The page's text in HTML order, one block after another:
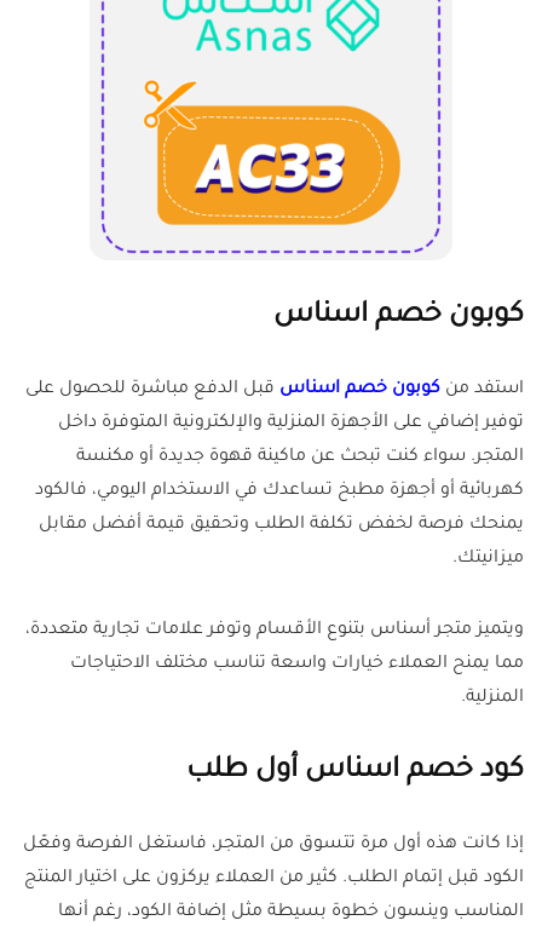
كوبون خصم اسناس
استفد من كوبون خصم اسناس قبل الدفع مباشرة للحصول على
توفير إضافي على الأجهزة المنزلية والإلكترونية المتوفرة داخل
المتجر. سواء كنت تبحث عن ماكينة قهوة جديدة أو مكنسة
كهربائية أو أجهزة مطبخ تساعدك في الاستخدام اليومي، فالكود
يمنحك فرصة لخفض تكلفة الطلب وتحقيق قيمة أفضل مقابل
ميزانيتك.
ويتميز متجر أسناس بتنوع الأقسام وتوفر علامات تجارية متعددة،
مما يمنح العملاء خيارات واسعة تناسب مختلف الاحتياجات
المنزلية.
كود خصم اسناس أول طلب
إذا كانت هذه أول مرة تتسوق من المتجر، فاستغل الفرصة وفعّل
الكود قبل إتمام الطلب. كثير من العملاء يركزون على اختيار المنتج
المناسب وينسون خطوة بسيطة مثل إضافة الكود، رغم أنها